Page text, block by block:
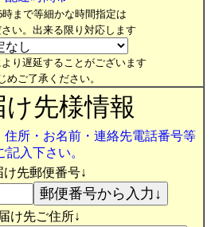
まで等細かな時間指定は
い。出来る限り対応します
り遅延することがございます
めご了承ください。
先様情報
所・お名前・連絡先電話番号等
記入下さい。
け先郵便番号↓
け先ご住所↓